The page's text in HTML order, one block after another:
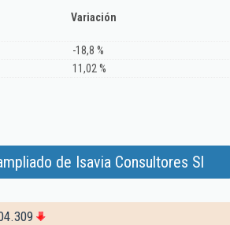
Variación
-18,8 %
11,02 %
de Isavia Consultores Sl